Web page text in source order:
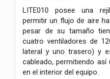
LITE010 posee una
permitir un flujo de aire
pesar de su tamaño
cuatro ventiladores de
lateral y uno trasero) y
cableado, permitiendo
en el interior del equipo.